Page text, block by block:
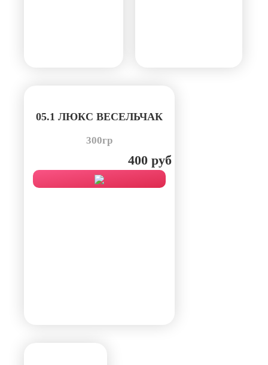
05.1 ЛЮКС ВЕСЕЛЬЧАК
300гр
400 руб